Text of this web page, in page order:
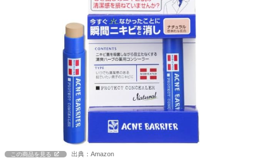
この商品を見る 出典：Amazon